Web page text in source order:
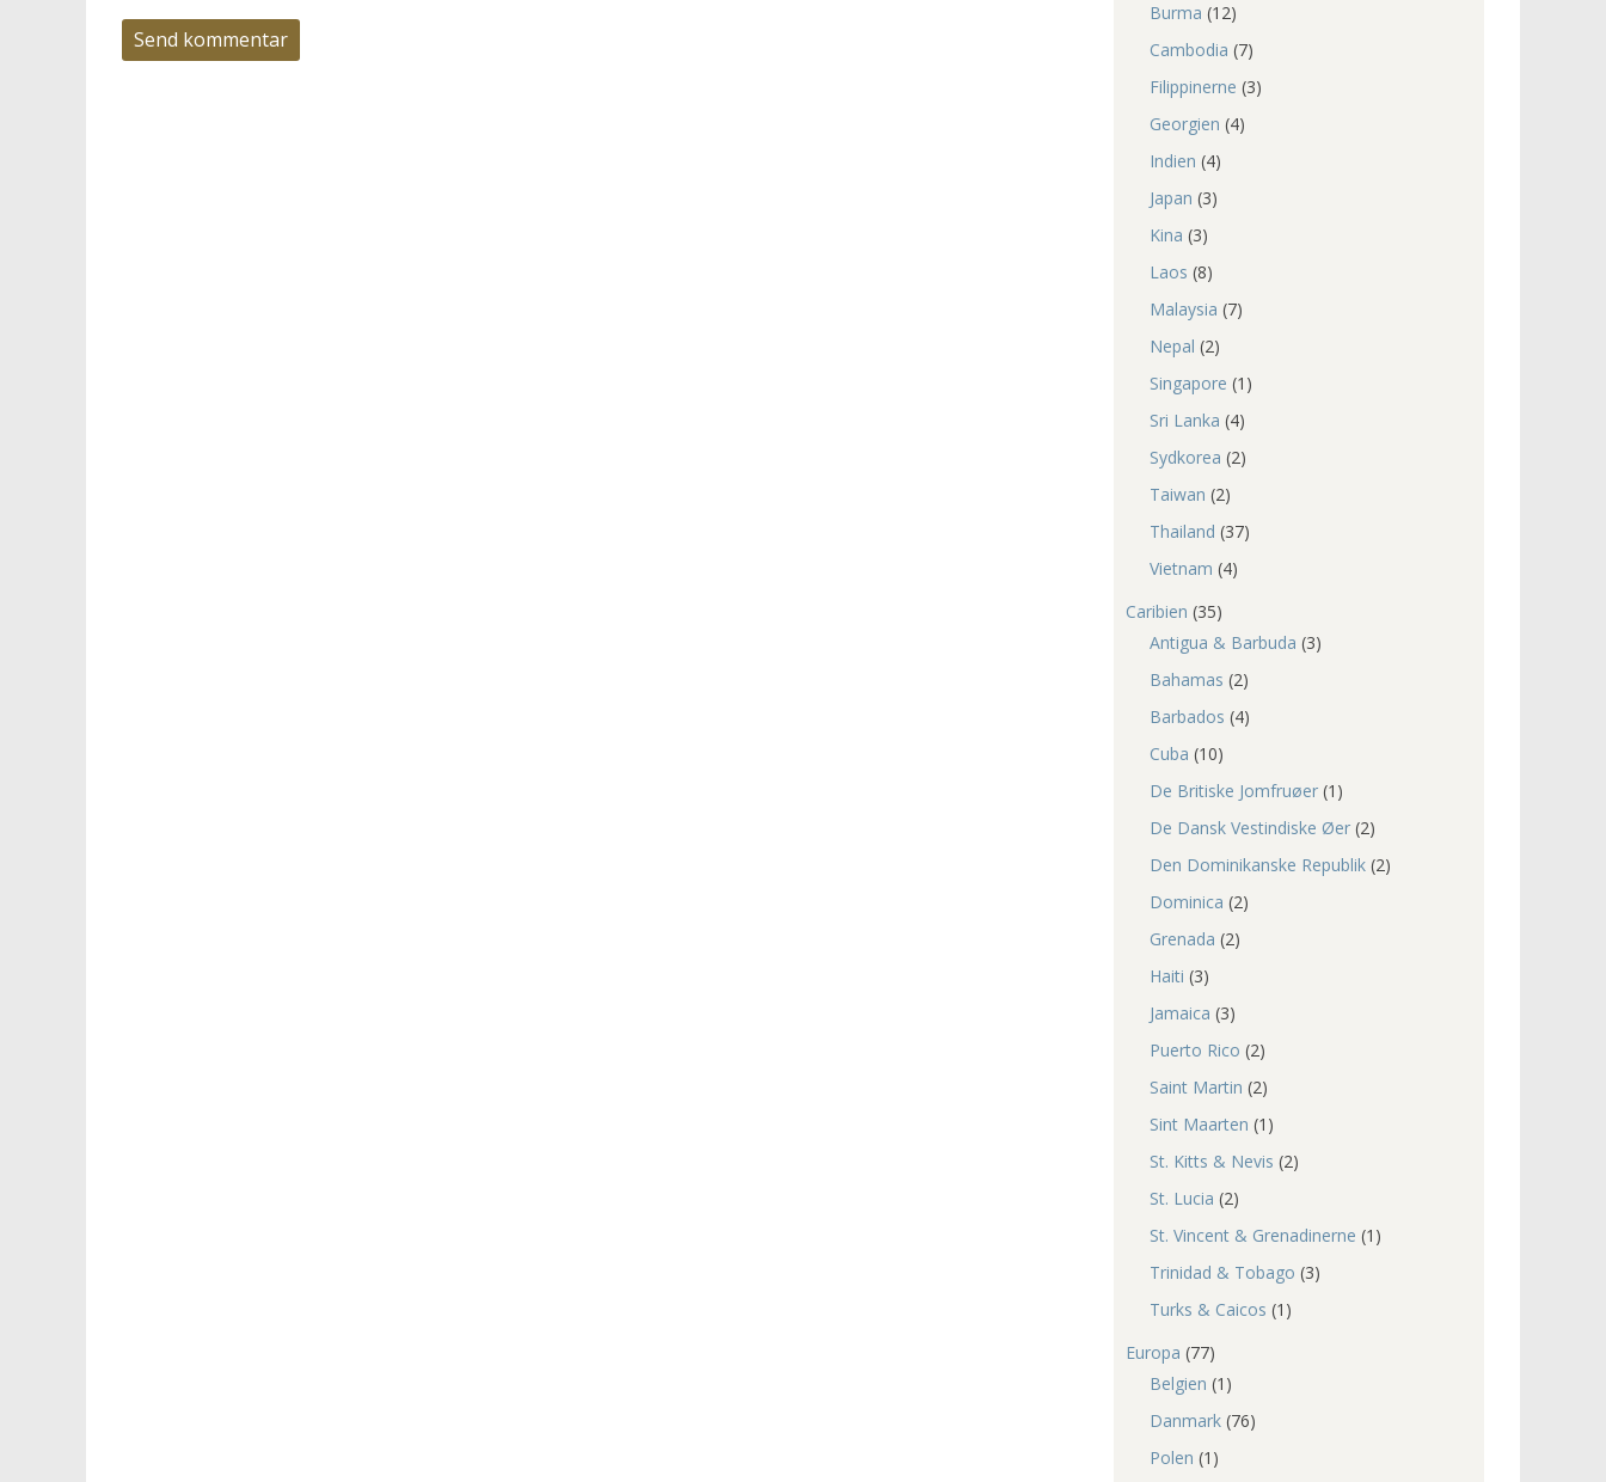
Burma (12)
Cambodia (7)
Filippinerne (3)
Georgien (4)
Indien (4)
Japan (3)
Kina (3)
Laos (8)
Malaysia (7)
Nepal (2)
Singapore (1)
Sri Lanka (4)
Sydkorea (2)
Taiwan (2)
Thailand (37)
Vietnam (4)
Caribien (35)
Antigua & Barbuda (3)
Bahamas (2)
Barbados (4)
Cuba (10)
De Britiske Jomfruøer (1)
De Dansk Vestindiske Øer (2)
Den Dominikanske Republik (2)
Dominica (2)
Grenada (2)
Haiti (3)
Jamaica (3)
Puerto Rico (2)
Saint Martin (2)
Sint Maarten (1)
St. Kitts & Nevis (2)
St. Lucia (2)
St. Vincent & Grenadinerne (1)
Trinidad & Tobago (3)
Turks & Caicos (1)
Europa (77)
Belgien (1)
Danmark (76)
Polen (1)